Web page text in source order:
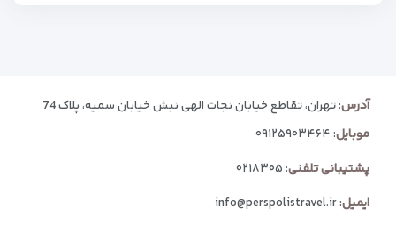
آدرس: تهران، تقاطع خیابان نجات الهی نبش خیابان سمیه، پلاک 74
موبایل:۰۹۱۲۵۹۰۳۴۶۴
پشتیبانی تلفنی:۰۲۱۸۳۰۵
ایمیل:
info@perspolistravel.ir